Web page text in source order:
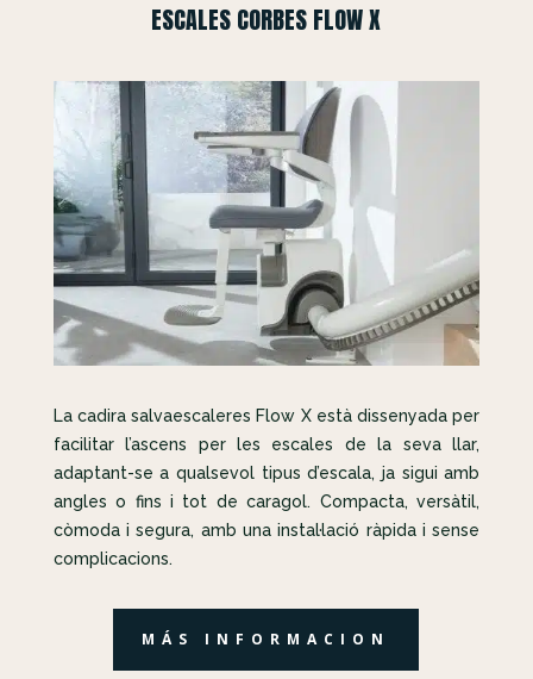
ESCALES CORBES FLOW X
La cadira salvaescaleres Flow X està dissenyada per
facilitar l’ascens per les escales de la seva llar,
adaptant-se a qualsevol tipus d’escala, ja sigui amb
angles o fins i tot de caragol. Compacta, versàtil,
còmoda i segura, amb una instal·lació ràpida i sense
complicacions.
MÁS INFORMACION